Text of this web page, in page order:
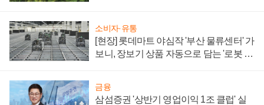
소비자·유통
[현장] 롯데마트 야심작 '부산 물류센터' 가
보니, 장보기 상품 자동으로 담는 '로봇 40
금융
삼섬증권 '상반기 영업이익 1조 클럽' 실